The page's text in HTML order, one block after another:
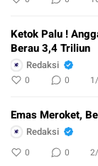
Ketok Palu !
Berau 3,4 Triliun
Redaksi
0 0
Emas Meroket,
Redaksi
0 0